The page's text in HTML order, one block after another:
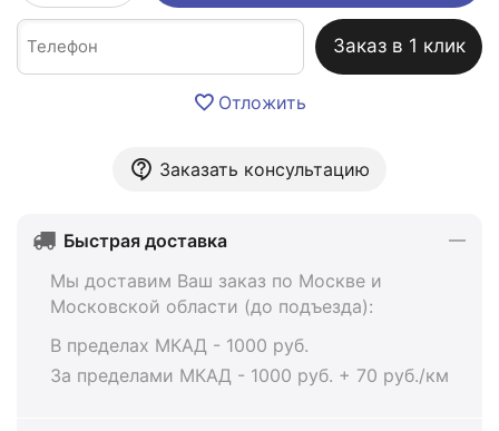
Заказ в 1 клик
Отложить
Заказать консультацию
Быстрая доставка
Мы доставим Ваш заказ по Москве и
Московской области (до подъезда):
В пределах МКАД - 1000 руб.
За пределами МКАД - 1000 руб. + 70 руб./км